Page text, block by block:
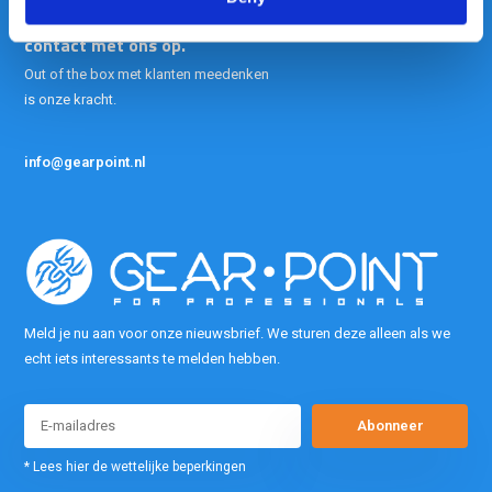
Heeft u vragen, neem gerust
contact met ons op.
Out of the box met klanten meedenken
is onze kracht.
info@gearpoint.nl
Meld je nu aan voor onze nieuwsbrief. We sturen deze alleen als we
echt iets interessants te melden hebben.
Abonneer
* Lees hier de wettelijke beperkingen